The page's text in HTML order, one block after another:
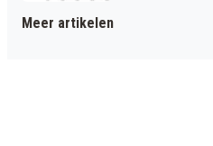
Meer artikelen